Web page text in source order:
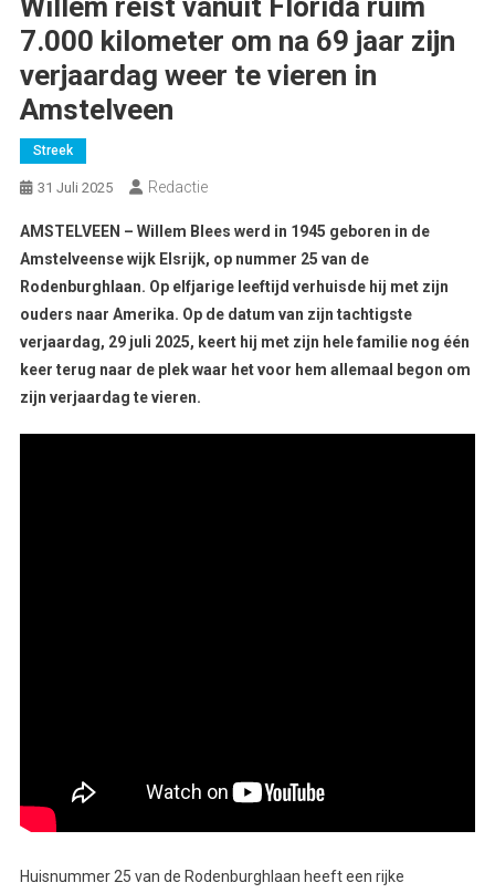
7.000 kilometer om na 69 jaar zijn
verjaardag weer te vieren in
Amstelveen
Streek
31 Juli 2025 Redactie
AMSTELVEEN – Willem Blees werd in 1945 geboren in de
Amstelveense wijk Elsrijk, op nummer 25 van de
Rodenburghlaan. Op elfjarige leeftijd verhuisde hij met zijn
ouders naar Amerika. Op de datum van zijn tachtigste
verjaardag, 29 juli 2025, keert hij met zijn hele familie nog één
keer terug naar de plek waar het voor hem allemaal begon om
zijn verjaardag te vieren.
Huisnummer 25 van de Rodenburghlaan heeft een rijke